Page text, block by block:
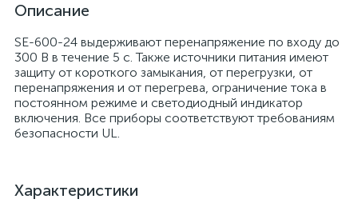
Описание
SE-600-24 выдерживают перенапряжение по входу до
300 В в течение 5 с. Также источники питания имеют
защиту от короткого замыкания, от перегрузки, от
перенапряжения и от перегрева, ограничение тока в
постоянном режиме и светодиодный индикатор
включения. Все приборы соответствуют требованиям
безопасности UL.
Характеристики